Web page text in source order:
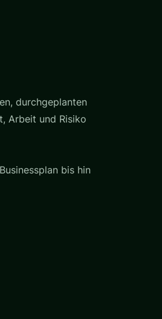
durchgeplanten
Arbeit und Risiko
bis hin